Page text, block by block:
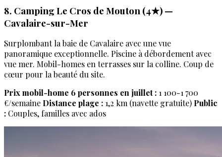
8. Camping Le Cros de Mouton (4★) —
Cavalaire-sur-Mer
Surplombant la baie de Cavalaire avec une vue
panoramique exceptionnelle. Piscine à débordement avec
vue mer. Mobil-homes en terrasses sur la colline. Coup de
cœur pour la beauté du site.
Prix mobil-home 6 personnes en juillet : 1 100-1 700
€/semaine Distance plage : 1,2 km (navette gratuite) Public
: Couples, familles avec ados